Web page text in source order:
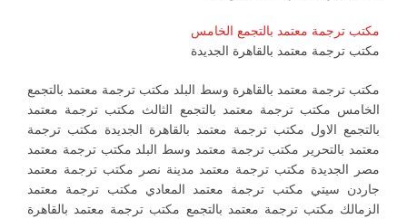
مكتب ترجمة معتمد بالتجمع الخامس
مكتب ترجمة معتمد بالقاهرة الجديدة
مكتب ترجمة معتمد بالقاهرة وسط البلد مكتب ترجمة معتمد بالتجمع
الخامس مكتب ترجمة معتمد بالتجمع الثالث مكتب ترجمة معتمد
بالتجمع الاول مكتب ترجمة معتمد بالقاهرة الجديدة مكتب ترجمة
معتمد بالتحرير مكتب ترجمة معتمد وسط البلد مكتب ترجمة معتمد
مصر الجديدة مكتب ترجمة معتمد مدينة نصر مكتب ترجمة معتمد
جاردن سيتي مكتب ترجمة معتمد المعادي مكتب ترجمة معتمد
الزمالك مكتب ترجمة معتمد بالتجمع مكتب ترجمة معتمد بالقاهرة